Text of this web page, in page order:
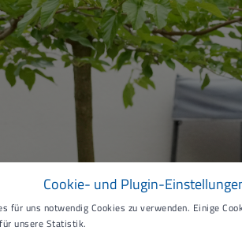
Cookie- und Plugin-
für uns notwendig Cookies zu verwenden. Einige
unsere Statistik.